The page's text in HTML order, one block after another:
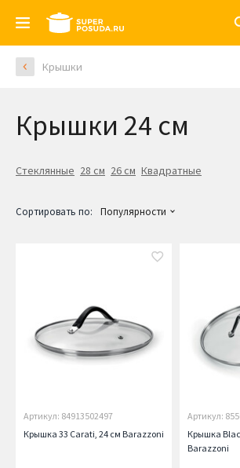
Крышки
Крышки 24 см
Стеклянные 28 см 26 см Квадратные
Сортировать по: Популярности
Артикул: 84913502497
Крышка 33 Carati, 24 см Barazzoni
Артикул:
Крышка
Barazzoni